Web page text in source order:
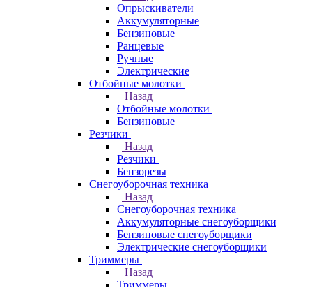
Опрыскиватели
Аккумуляторные
Бензиновые
Ранцевые
Ручные
Электрические
Отбойные молотки
Назад
Отбойные молотки
Бензиновые
Резчики
Назад
Резчики
Бензорезы
Снегоуборочная техника
Назад
Снегоуборочная техника
Аккумуляторные снегоуборщики
Бензиновые снегоуборщики
Электрические снегоуборщики
Триммеры
Назад
Триммеры